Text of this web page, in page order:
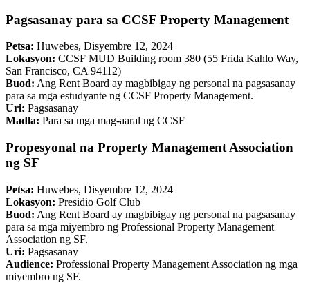
Pagsasanay para sa CCSF Property Management
Petsa: Huwebes, Disyembre 12, 2024
Lokasyon: CCSF MUD Building room 380 (55 Frida Kahlo Way,
San Francisco, CA 94112)
Buod: Ang Rent Board ay magbibigay ng personal na pagsasanay
para sa mga estudyante ng CCSF Property Management.
Uri: Pagsasanay
Madla: Para sa mga mag-aaral ng CCSF
Propesyonal na Property Management Association
ng SF
Petsa: Huwebes, Disyembre 12, 2024
Lokasyon: Presidio Golf Club
Buod: Ang Rent Board ay magbibigay ng personal na pagsasanay
para sa mga miyembro ng Professional Property Management
Association ng SF.
Uri: Pagsasanay
Audience: Professional Property Management Association ng mga
miyembro ng SF.